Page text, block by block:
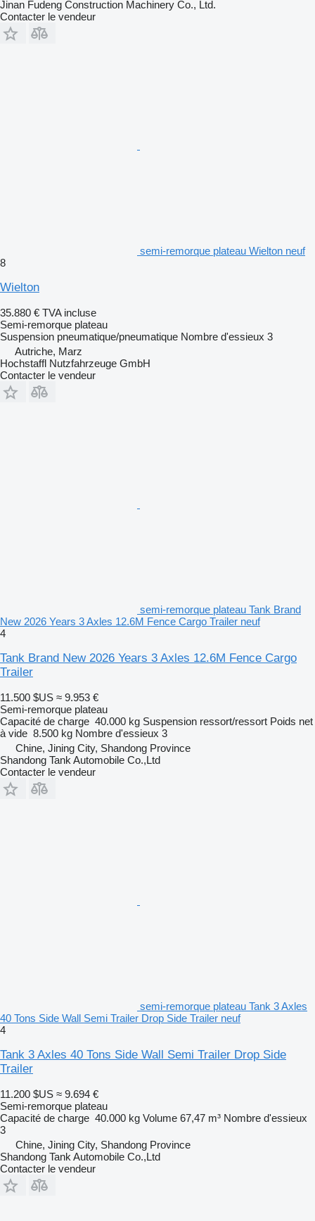
Jinan Fudeng Construction Machinery Co., Ltd.
Contacter le vendeur
semi-remorque plateau Wielton neuf
8
Wielton
35.880 € TVA incluse
Semi-remorque plateau
Suspension pneumatique/pneumatique Nombre d'essieux 3
Autriche, Marz
Hochstaffl Nutzfahrzeuge GmbH
Contacter le vendeur
semi-remorque plateau Tank Brand
New 2026 Years 3 Axles 12.6M Fence Cargo Trailer neuf
4
Tank Brand New 2026 Years 3 Axles 12.6M Fence Cargo
Trailer
11.500 $US ≈ 9.953 €
Semi-remorque plateau
Capacité de charge 40.000 kg Suspension ressort/ressort Poids net
à vide 8.500 kg Nombre d'essieux 3
Chine, Jining City, Shandong Province
Shandong Tank Automobile Co.,Ltd
Contacter le vendeur
semi-remorque plateau Tank 3 Axles
40 Tons Side Wall Semi Trailer Drop Side Trailer neuf
4
Tank 3 Axles 40 Tons Side Wall Semi Trailer Drop Side
Trailer
11.200 $US ≈ 9.694 €
Semi-remorque plateau
Capacité de charge 40.000 kg Volume 67,47 m³ Nombre d'essieux
3
Chine, Jining City, Shandong Province
Shandong Tank Automobile Co.,Ltd
Contacter le vendeur